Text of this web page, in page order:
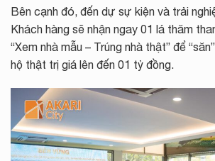
Bên cạnh đó, đến dự sự kiện và trải
Khách hàng sẽ nhận ngay 01 lá thăm
“Xem nhà mẫu – Trúng nhà thật” để
hộ thật trị giá lên đến 01 tỷ đồng.